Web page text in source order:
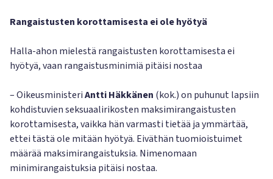
Rangaistusten korottamisesta ei ole hyötyä
Halla-ahon mielestä rangaistusten korottamisesta ei
hyötyä, vaan rangaistusminimiä pitäisi nostaa
– OikeusministeriAntti Häkkänen (kok.) on puhunut lapsiin
kohdistuvien seksuaalirikosten maksimirangaistusten
korottamisesta, vaikka hän varmasti tietää ja ymmärtää,
ettei tästä ole mitään hyötyä. Eiväthän tuomioistuimet
määrää maksimirangaistuksia. Nimenomaan
minimirangaistuksia pitäisi nostaa.